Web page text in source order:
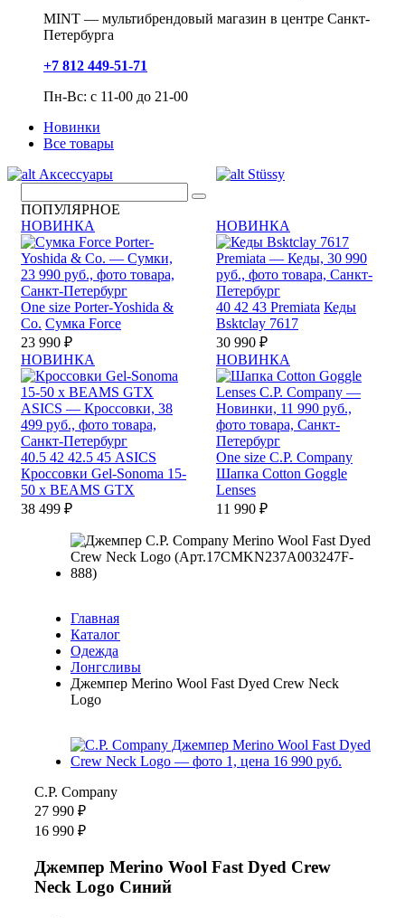
MINT — мультибрендовый магазин в центре Санкт-
Петербурга
+7 812 449-51-71
Пн-Вс: с 11-00 до 21-00
Новинки
Все товары
Аксессуары
Stüssy
ПОПУЛЯРНОЕ
НОВИНКА
One size Porter-Yoshida &
Co. Сумка Force
23 990 ₽
НОВИНКА
40 42 43 Premiata Кеды
Bsktclay 7617
30 990 ₽
НОВИНКА
40.5 42 42.5 45 ASICS
Кроссовки Gel-Sonoma 15-
50 x BEAMS GTX
38 499 ₽
НОВИНКА
One size C.P. Company
Шапка Cotton Goggle
Lenses
11 990 ₽
Главная
Каталог
Одежда
Лонгсливы
Джемпер Merino Wool Fast Dyed Crew Neck
Logo
C.P. Company
27 990 ₽
16 990 ₽
Джемпер Merino Wool Fast Dyed Crew
Neck Logo Синий